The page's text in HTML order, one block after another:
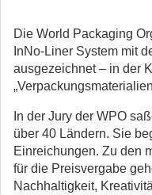
Die World Packaging
InNo-Liner System mit
ausgezeichnet – in der
In der Jury der WPO
über 40 Ländern. Sie
Einreichungen. Zu den
für die Preisvergabe
Nachhaltigkeit,